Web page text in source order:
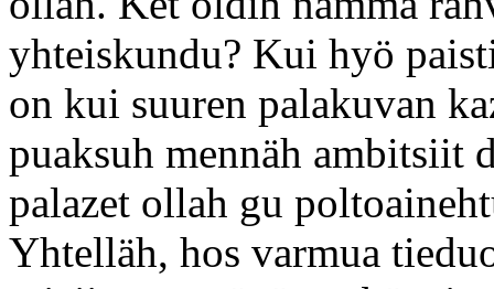
yhteiskundu? Kui hyö
on kui suuren palakuvan
puaksuh mennäh
palazet ollah gu
Yhtelläh, hos varmua